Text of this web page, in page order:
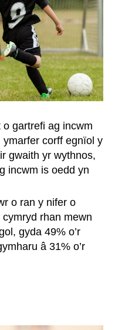
gartrefi ag incwm
corff egnïol y
gwaith yr wythnos,
incwm is oedd yn
o ran y nifer o
rhan mewn
gyda 49% o’r
â 31% o’r